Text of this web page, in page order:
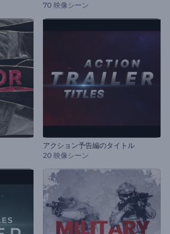
70 映像シーン
アクション予告編のタイトル
20 映像シーン